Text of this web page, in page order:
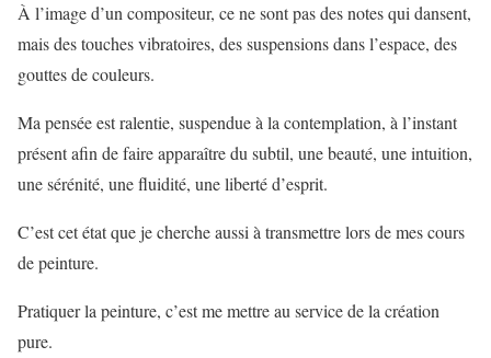
À l’image d’un compositeur, ce ne sont pas des notes qui dansent,
mais des touches vibratoires, des suspensions dans l’espace, des
gouttes de couleurs.
Ma pensée est ralentie, suspendue à la contemplation, à l’instant
présent afin de faire apparaître du subtil, une beauté, une intuition,
une sérénité, une fluidité, une liberté d’esprit.
C’est cet état que je cherche aussi à transmettre lors de mes cours
de peinture.
Pratiquer la peinture, c’est me mettre au service de la création
pure.